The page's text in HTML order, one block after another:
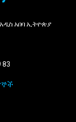
አበባ ኢትዮጵያ
83